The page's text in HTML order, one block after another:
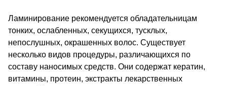
Ламинирование рекомендуется обладательницам
тонких, ослабленных, секущихся, тусклых,
непослушных, окрашенных волос. Существует
несколько видов процедуры, различающихся по
составу наносимых средств. Они содержат кератин,
витамины, протеин, экстракты лекарственных